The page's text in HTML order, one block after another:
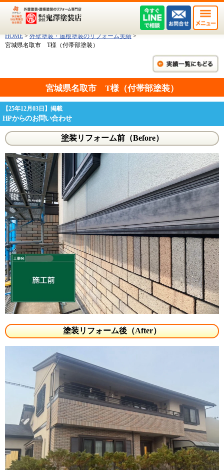
HOME > 外壁塗装・屋根塗装のリフォーム実績 >
宮城県名取市 T様（付帯部塗装）
宮城県名取市 T様（付帯部塗装）
【25年12月03日】掲載
HPからのお問い合わせ
塗装リフォーム前（Before）
塗装リフォーム後（After）